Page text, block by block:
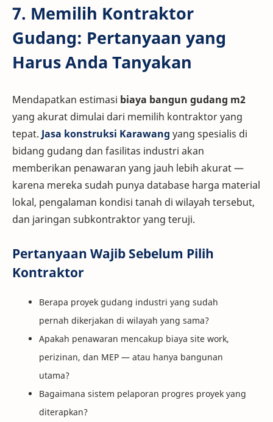
7. Memilih Kontraktor
Gudang: Pertanyaan yang
Harus Anda Tanyakan
Mendapatkan estimasi biaya bangun gudang m2
yang akurat dimulai dari memilih kontraktor yang
tepat. Jasa konstruksi Karawang yang spesialis di
bidang gudang dan fasilitas industri akan
memberikan penawaran yang jauh lebih akurat —
karena mereka sudah punya database harga material
lokal, pengalaman kondisi tanah di wilayah tersebut,
dan jaringan subkontraktor yang teruji.
Pertanyaan Wajib Sebelum Pilih
Kontraktor
Berapa proyek gudang industri yang sudah
pernah dikerjakan di wilayah yang sama?
Apakah penawaran mencakup biaya site work,
perizinan, dan MEP — atau hanya bangunan
utama?
Bagaimana sistem pelaporan progres proyek yang
diterapkan?